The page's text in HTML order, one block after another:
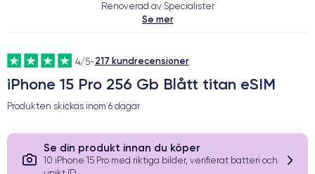
Renoverad av Specialister
Se mer
4/5-217 kundrecensioner
iPhone 15 Pro 256 Gb Blått titan eSIM
Produkten skickas inom 6 dagar
Se din produkt innan du köper
10 iPhone 15 Pro med riktiga bilder, verifierat batteri och